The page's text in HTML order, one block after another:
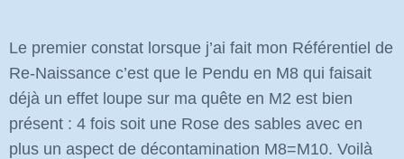
Le premier constat lorsque j’ai fait mon Référentiel de
Re-Naissance c’est que le Pendu en M8 qui faisait
déjà un effet loupe sur ma quête en M2 est bien
présent : 4 fois soit une Rose des sables avec en
plus un aspect de décontamination M8=M10. Voilà